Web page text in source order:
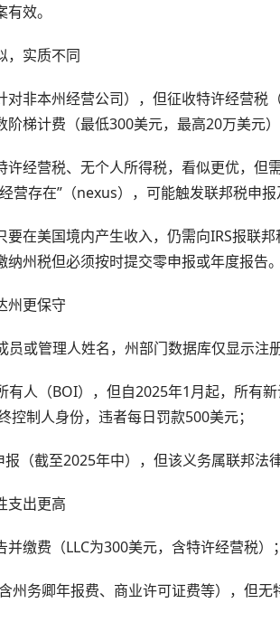
效。
，实质不同
非本州经营公司），但征收特许经营税
梯计费（最低300美元，最高20万美元）
许经营税、无个人所得税，看似更优，但
营存在”（nexus），可能触发联邦税申报
在美国境内产生收入，仍需向IRS报联
州税但必须按时提交零申报或年度报告。
州更保守
或管理人姓名，州部门数据库仅显示注
有人（BOI），但自2025年1月起，所有
制人身份，违者每日罚款500美元；
（截至2025年中），但该义务属联邦法
支出更高
缴费（LLC为300美元，含特许经营税）；
州务卿年报费、商业许可证费等），但无